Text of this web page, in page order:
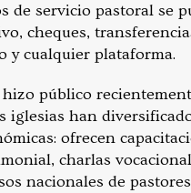
de servicio pastoral se
cheques,
y cualquier plataforma.
público
iglesias han
ofrecen
charlas
nacionales de